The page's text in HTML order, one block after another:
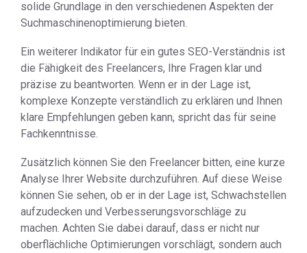
solide Grundlage in den verschiedenen Aspekten der
Suchmaschinenoptimierung bieten.
Ein weiterer Indikator für ein gutes SEO-Verständnis ist
die Fähigkeit des Freelancers, Ihre Fragen klar und
präzise zu beantworten. Wenn er in der Lage ist,
komplexe Konzepte verständlich zu erklären und Ihnen
klare Empfehlungen geben kann, spricht das für seine
Fachkenntnisse.
Zusätzlich können Sie den Freelancer bitten, eine kurze
Analyse Ihrer Website durchzuführen. Auf diese Weise
können Sie sehen, ob er in der Lage ist, Schwachstellen
aufzudecken und Verbesserungsvorschläge zu
machen. Achten Sie dabei darauf, dass er nicht nur
oberflächliche Optimierungen vorschlägt, sondern auch